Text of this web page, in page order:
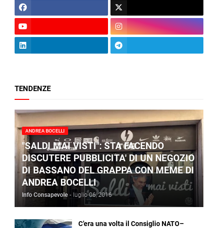
TENDENZE
ANDREA BOCELLI
"SALDI MAI VISTI": STA FACENDO
DISCUTERE PUBBLICITA' DI UN NEGOZIO
DI BASSANO DEL GRAPPA CON MEME DI
ANDREA BOCELLI
Info Consapevole - luglio 06, 2016
C’era una volta il Consiglio NATO–